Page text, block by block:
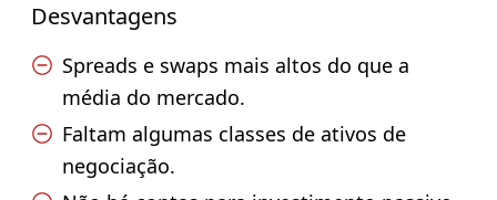
Desvantagens
Spreads e swaps mais altos do que a
média do mercado.
Faltam algumas classes de ativos de
negociação.